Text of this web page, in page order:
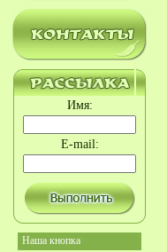
Имя:
E-mail:
Наша кнопка